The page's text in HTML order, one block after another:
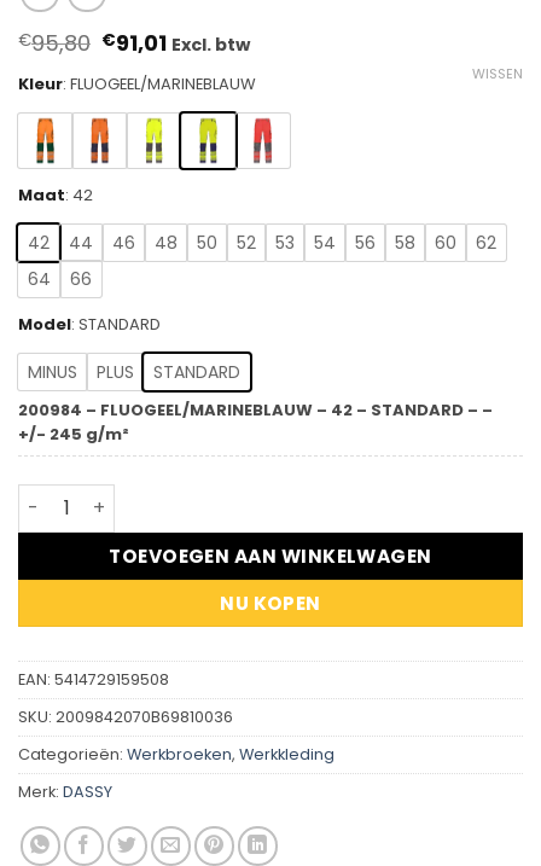
€95,80 Oorspronkelijke
prijs
was:
€95,80.
€91,01Huidige
is:
€91,01.
Excl. btw
Kleur: FLUOGEEL/MARINEBLAUW
Maat: 42
42 44 46 48 50 52 53 54 56 58 60
62
64
66
Model: STANDARD
MINUS PLUS STANDARD
WISSEN
200984 – FLUOGEEL/MARINEBLAUW – 42 – STANDARD – –
+/- 245 g/m²
DASSY® Odessa - Zomer hogezichtbaarheidsbroek
TOEVOEGEN AAN WINKELWAGEN
NU KOPEN
EAN: 5414729159508
SKU: 2009842070B69810036
Categorieën: Werkbroeken, Werkkleding
Merk: DASSY